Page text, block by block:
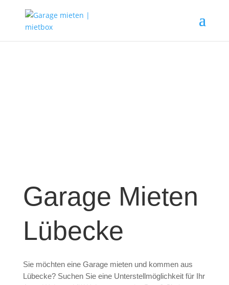
Garage Mieten
Lübecke
Sie möchten eine Garage mieten und kommen aus
Lübecke? Suchen Sie eine Unterstellmöglichkeit für Ihr